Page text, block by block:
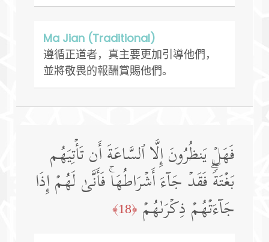
Ma Jian (Traditional)
遵循正道者，真主要更加引導他們，
並將敬畏的報酬賞賜他們。
فَهَلۡ یَنظُرُونَ إِلَّا ٱلسَّاعَةَ أَن تَأۡتِیَهُم
بَغۡتَةࣰۖ فَقَدۡ جَاۤءَ أَشۡرَاطُهَاۚ فَأَنَّىٰ لَهُمۡ إِذَا
جَاۤءَتۡهُمۡ ذِكۡرَىٰهُمۡ ﴿18﴾